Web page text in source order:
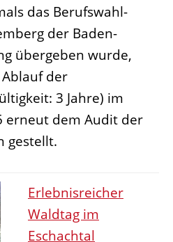
das Berufswahl-
der Baden-
übergeben wurde,
der
3 Jahre) im
erneut dem Audit der
gestellt.
Erlebnisreicher
Waldtag im
Eschachtal